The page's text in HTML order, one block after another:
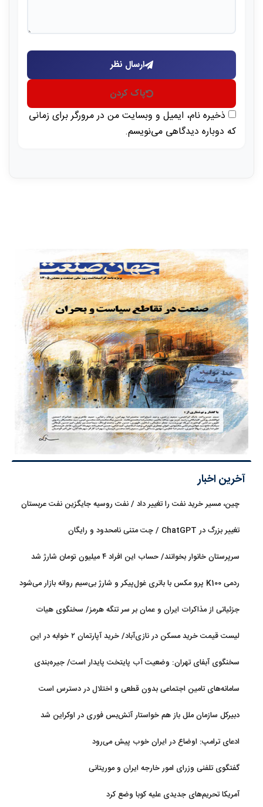
ارسال نظر
پاک کردن
ذخیره نام، ایمیل و وبسایت من در مرورگر برای زمانی
که دوباره دیدگاهی می‌نویسم.
آخرین اخبار
چین، مسیر خرید نفت را تغییر داد / نفت روسیه جایگزین نفت عربستان
تغییر بزرگ در ChatGPT / چت متنی نامحدود و رایگان
سرپرستان خانوار بخوانند/ حساب این افراد ۴ میلیون تومان شارژ شد
ردمی K100 پرو مکس با باتری غول‌پیکر و شارژ بی‌سیم روانه بازار می‌شود
جزئیاتی از مذاکرات ایران و عمان بر سر تنگه هرمز/ سخنگوی هیات
رئیسه مجلس: بیانیه‌ای شامل تصحیح مسیر تردد دریایی در تنگه، در
لیست قیمت خرید مسکن در نازی‌آباد/ خرید آپارتمان ۲ خوابه در این
منطقه چقدر سرمایه نیاز دارد؟ + جدول مردادماه ۱۴۰۵
سخنگوی آبفای تهران: وضعیت آب پایتخت پایدار است/ جیره‌بندی
سامانه‌های تامین اجتماعی بدون قطعی و اختلال در دسترس است
دبیرکل سازمان ملل باز هم خواستار آتش‌بس فوری در اوکراین شد
ادعای ترامپ: اوضاع در ایران خوب پیش می‌رود
گفتگوی تلفنی وزرای امور خارجه ایران و موریتانی
آمریکا تحریم‌های جدیدی علیه کوبا وضع کرد